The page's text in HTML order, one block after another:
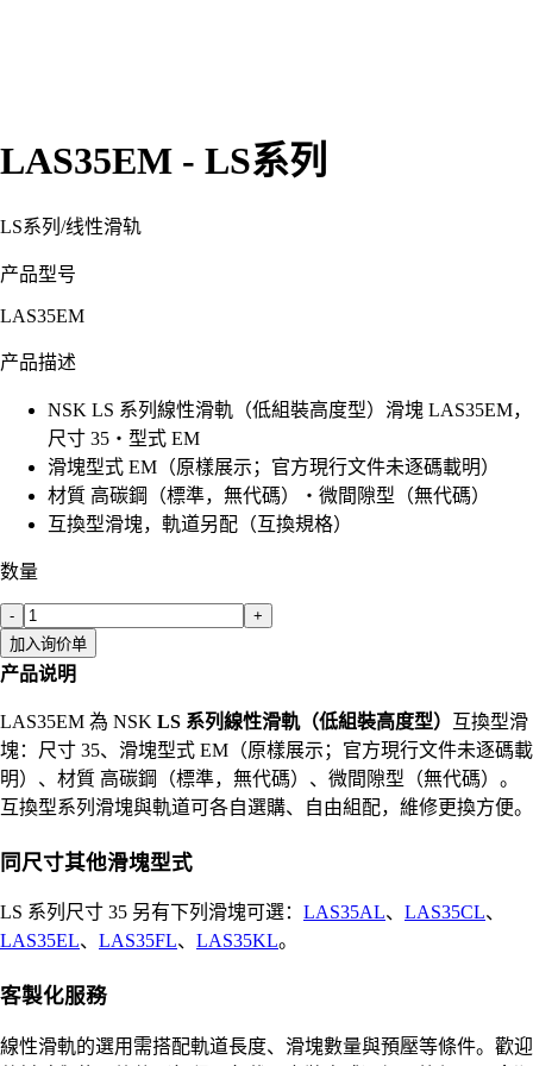
LAS35EM - LS系列
LS系列 /线性滑轨
产品型号
LAS35EM
产品描述
NSK LS 系列線性滑軌（低組裝高度型）滑塊 LAS35EM，
尺寸 35・型式 EM
滑塊型式 EM（原樣展示；官方現行文件未逐碼載明）
材質 高碳鋼（標準，無代碼）・微間隙型（無代碼）
互換型滑塊，軌道另配（互換規格）
数量
-
+
加入询价单
产品说明
LAS35EM 為 NSK LS 系列線性滑軌（低組裝高度型） 互換型滑
塊：尺寸 35、滑塊型式 EM（原樣展示；官方現行文件未逐碼載
明）、材質 高碳鋼（標準，無代碼）、微間隙型（無代碼）。
互換型系列滑塊與軌道可各自選購、自由組配，維修更換方便。
同尺寸其他滑塊型式
LS 系列尺寸 35 另有下列滑塊可選： LAS35AL、 LAS35CL、
LAS35EL、 LAS35FL、 LAS35KL。
客製化服務
線性滑軌的選用需搭配軌道長度、滑塊數量與預壓等條件。歡迎